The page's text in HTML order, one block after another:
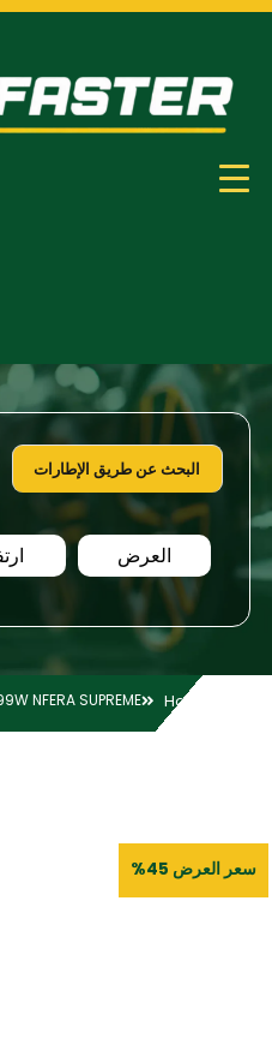
البحث عن طريق الإطارات
العرض
Home
NFERA SUPREME
سعر العرض 45%